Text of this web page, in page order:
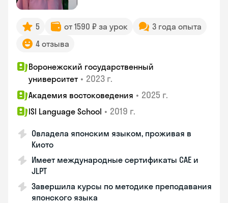
5 от 1590 ₽ за урок
3 года опыта
4 отзыва
Воронежский государственный
университет • 2023 г.
Академия востоковедения • 2025 г.
ISI Language School • 2019 г.
Овладела японским языком, проживая в
Киото
Имеет международные сертификаты CAE и
JLPT
Завершила курсы по методике преподавания
японского языка